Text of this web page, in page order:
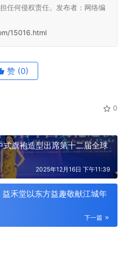
任何侵权责任。发布者：网络编
15016.html
赞 (0)
0
旗袍造型出席第十二届全球
2025年12月16日 下午11:39
禾堂以东方益趣敬献江城年
下一篇